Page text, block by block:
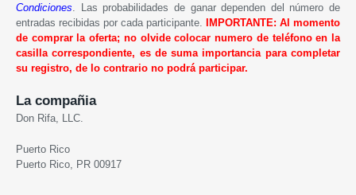
Condiciones . Las probabilidades de ganar dependen del número de
entradas recibidas por cada participante. IMPORTANTE: Al momento
de comprar la oferta; no olvide colocar numero de teléfono en la
casilla correspondiente, es de suma importancia para completar
su registro, de lo contrario no podrá participar.
La compañia
Don Rifa, LLC.
Puerto Rico
Puerto Rico, PR 00917